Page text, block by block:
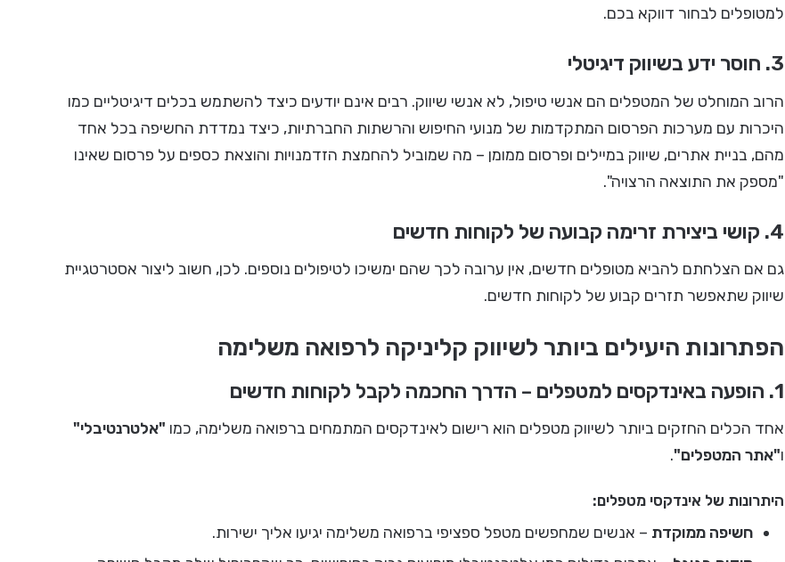
למטופלים לבחור דווקא בכם.
3. חוסר ידע בשיווק דיגיטלי
הרוב המוחלט של המטפלים הם אנשי טיפול, לא אנשי שיווק. רבים אינם יודעים כיצד להשתמש בכלים דיגיטליים כמו
היכרות עם מערכות הפרסום המתקדמות של מנועי החיפוש והרשתות החברתיות, כיצד נמדדת החשיפה בכל אחד
מהם, בניית אתרים, שיווק במיילים ופרסום ממומן – מה שמוביל להחמצת הזדמנויות והוצאת כספים על פרסום שאינו
"מספק את התוצאה הרצויה".
4. קושי ביצירת זרימה קבועה של לקוחות חדשים
גם אם הצלחתם להביא מטופלים חדשים, אין ערובה לכך שהם ימשיכו לטיפולים נוספים. לכן, חשוב ליצור אסטרטגיית
שיווק שתאפשר תזרים קבוע של לקוחות חדשים.
הפתרונות היעילים ביותר לשיווק קליניקה לרפואה משלימה
1. הופעה באינדקסים למטפלים – הדרך החכמה לקבל לקוחות חדשים
אחד הכלים החזקים ביותר לשיווק מטפלים הוא רישום לאינדקסים המתמחים ברפואה משלימה, כמו "אלטרנטיבלי"
ו"אתר המטפלים".
היתרונות של אינדקסי מטפלים:
חשיפה ממוקדת – אנשים שמחפשים מטפל ספציפי ברפואה משלימה יגיעו אליך ישירות.